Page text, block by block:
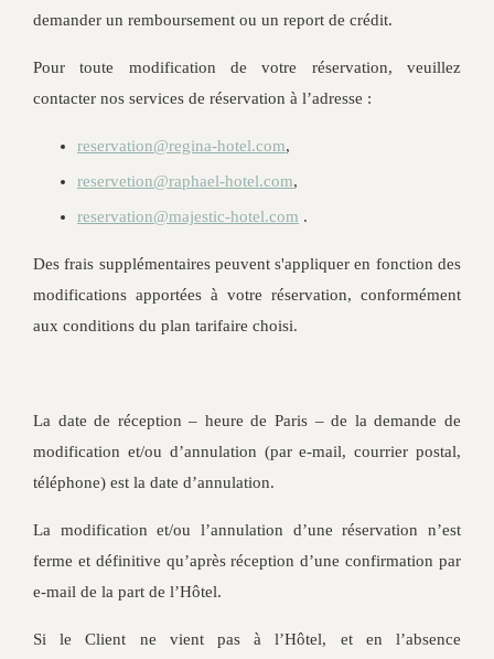
demander un remboursement ou un report de crédit.
Pour toute modification de votre réservation, veuillez
contacter nos services de réservation à l’adresse :
reservation@regina-hotel.com,
reservetion@raphael-hotel.com,
reservation@majestic-hotel.com .
Des frais supplémentaires peuvent s'appliquer en fonction des
modifications apportées à votre réservation, conformément
aux conditions du plan tarifaire choisi.
La date de réception – heure de Paris – de la demande de
modification et/ou d’annulation (par e-mail, courrier postal,
téléphone) est la date d’annulation.
La modification et/ou l’annulation d’une réservation n’est
ferme et définitive qu’après réception d’une confirmation par
e-mail de la part de l’Hôtel.
Si le Client ne vient pas à l’Hôtel, et en l’absence